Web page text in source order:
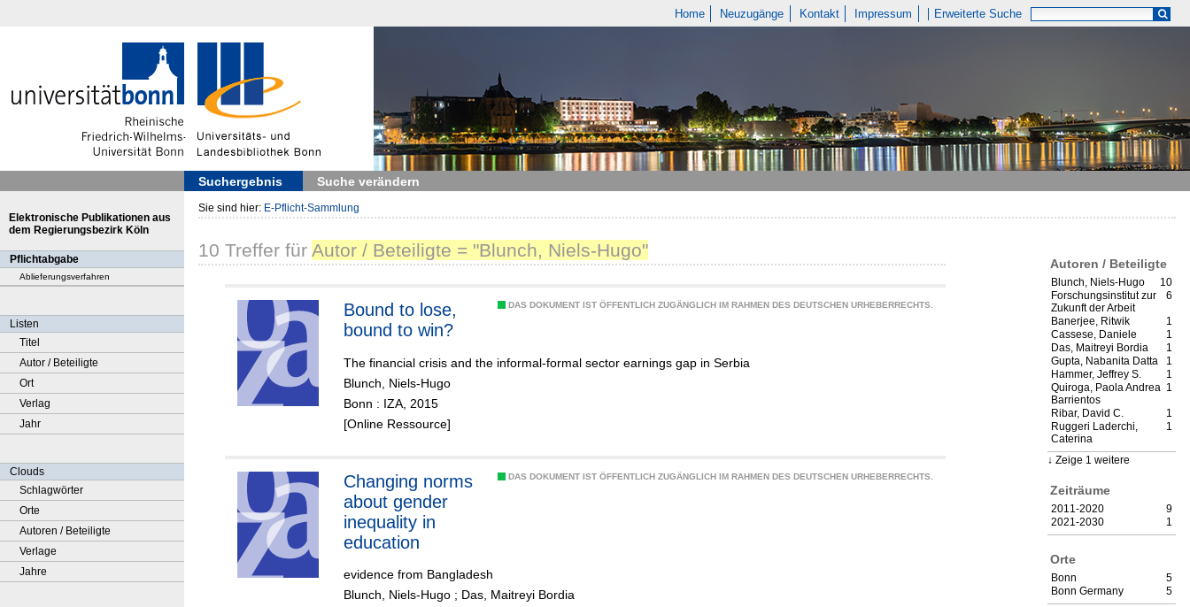
Home Neuzugänge Kontakt Impressum Erweiterte Suche
Suchergebnis Suche verändern
Elektronische Publikationen aus
dem Regierungsbezirk Köln
Pflichtabgabe
Ablieferungsverfahren
Listen
Titel
Autor / Beteiligte
Ort
Verlag
Jahr
Clouds
Schlagwörter
Orte
Autoren / Beteiligte
Verlage
Jahre
Sie sind hier: E-Pflicht-Sammlung
Autoren / Beteiligte
10
Blunch, Niels-Hugo
6
Forschungsinstitut zur
Zukunft der Arbeit
1
Banerjee, Ritwik
1
Cassese, Daniele
1
Das, Maitreyi Bordia
1
Gupta, Nabanita Datta
1
Hammer, Jeffrey S.
1
Quiroga, Paola Andrea
Barrientos
1
Ribar, David C.
1
Ruggeri Laderchi,
Caterina
Zeige 1 weitere
Zeiträume
9
2011-2020
1
2021-2030
Orte
5
Bonn
5
Bonn Germany
10 Treffer für Autor / Beteiligte = "Blunch, Niels-Hugo"
DAS DOKUMENT IST ÖFFENTLICH ZUGÄNGLICH IM RAHMEN DES DEUTSCHEN URHEBERRECHTS.
Bound to lose,
bound to win?
The financial crisis and the informal-formal sector earnings gap in Serbia
Blunch, Niels-Hugo
Bonn : IZA, 2015
[Online Ressource]
DAS DOKUMENT IST ÖFFENTLICH ZUGÄNGLICH IM RAHMEN DES DEUTSCHEN URHEBERRECHTS.
Changing norms
about gender
inequality in
education
evidence from Bangladesh
Blunch, Niels-Hugo ; Das, Maitreyi Bordia